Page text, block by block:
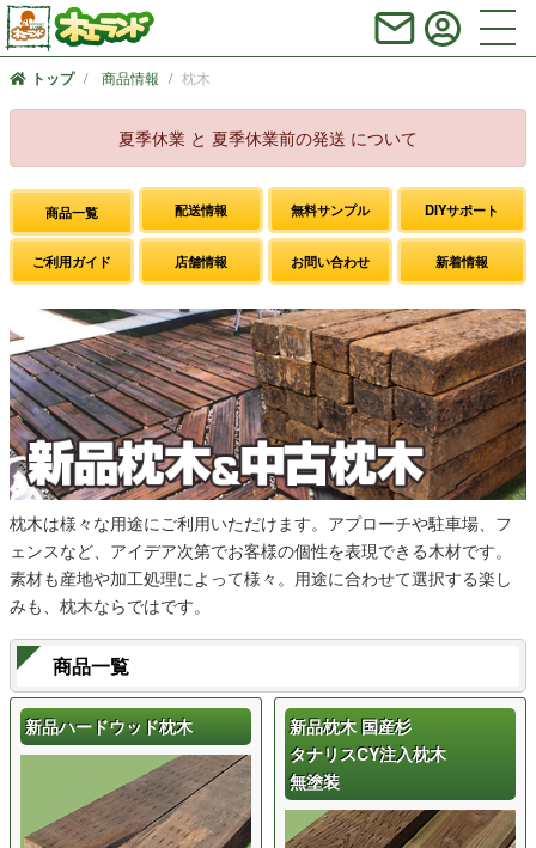
トップ 商品情報 枕木
夏季休業 と 夏季休業前の発送 について
商品一覧 配送情報 無料サンプル DIYサポート
ご利用ガイド 店舗情報 お問い合わせ 新着情報
枕木は様々な用途にご利用いただけます。アプローチや駐車場、フ
ェンスなど、アイデア次第でお客様の個性を表現できる木材です。
素材も産地や加工処理によって様々。用途に合わせて選択する楽し
みも、枕木ならではです。
商品一覧
新品ハードウッド枕木
新品枕木 国産杉
タナリスCY注入枕木
無塗装